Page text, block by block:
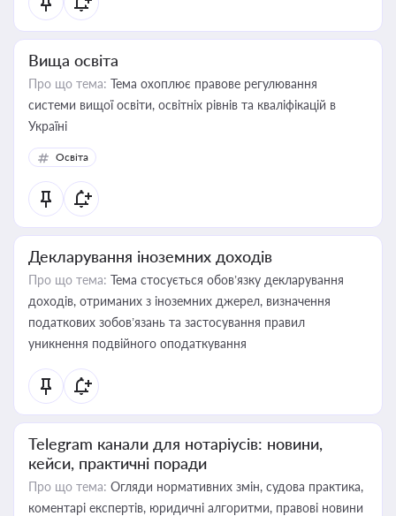
Вища освіта
Про що тема: Тема охоплює правове регулювання
системи вищої освіти, освітніх рівнів та кваліфікацій в
Україні
Освіта
Декларування іноземних доходів
Про що тема: Тема стосується обов’язку декларування
доходів, отриманих з іноземних джерел, визначення
податкових зобов’язань та застосування правил
уникнення подвійного оподаткування
Telegram канали для нотаріусів: новини,
кейси, практичні поради
Про що тема: Огляди нормативних змін, судова практика,
коментарі експертів, юридичні алгоритми, правові новини